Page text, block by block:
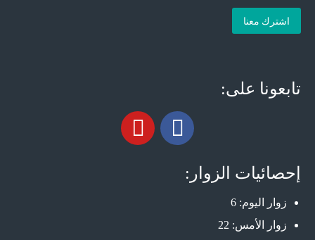
تابعونا على:
إحصائيات الزوار:
زوار اليوم: 6
زوار الأمس: 22